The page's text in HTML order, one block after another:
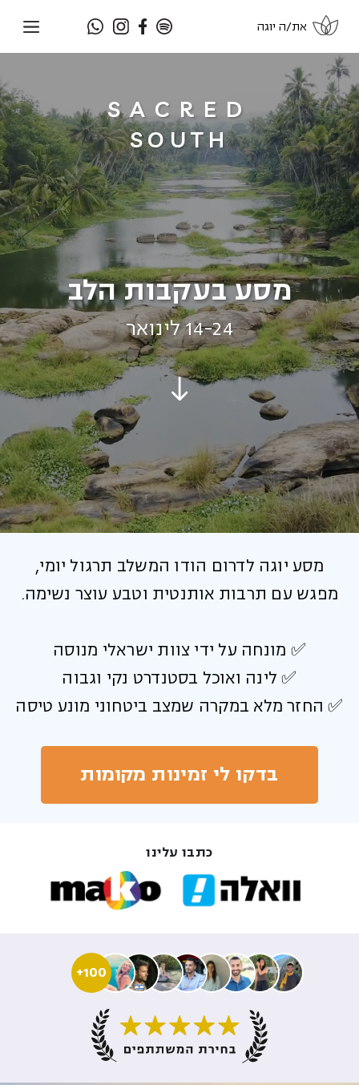
את/ה יוגה
SACRED
SOUTH
מסע בעקבות הלב
14-24 לינואר
מסע יוגה לדרום הודו המשלב תרגול יומי,
מפגש עם תרבות אותנטית וטבע עוצר נשימה.
✅ מונחה על ידי צוות ישראלי מנוסה
✅ לינה ואוכל בסטנדרט נקי וגבוה
✅ החזר מלא במקרה שמצב ביטחוני מונע טיסה
בדקו לי זמינות מקומות
כתבו עלינו
100+